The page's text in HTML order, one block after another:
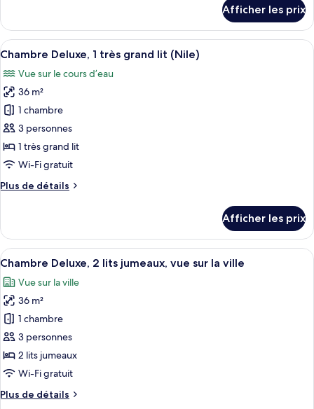
très
grand
lit,
vue
sur
la
ville
Chambre
Deluxe,
1
grand
lit,
vue
sur
la
ville
Afficher les prix
Afficher
toutes
les
photos
pour
ce
type
de
chambre :
Chambre
très
grand
lit
(Nile)
Une chambre d’hôtel avec un lit, un
8
Chambre Deluxe, 1 très grand lit (Nile)
Vue sur le cours d’eau
36 m²
1 chambre
3 personnes
1 très grand lit
Wi-Fi gratuit
Plus de détails
Plus
Chambre
Deluxe,
1
grand
lit
(Nile)
Afficher les prix
Afficher
toutes
les
photos
pour
ce
type
de
chambre :
Chambre
Une chambre d’hôtel avec deux lits,
7
Chambre Deluxe, 2 lits jumeaux, vue sur la ville
Vue sur la ville
36 m²
1 chambre
3 personnes
2 lits jumeaux
Wi-Fi gratuit
Plus de détails
Plus